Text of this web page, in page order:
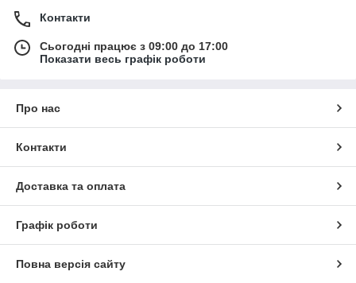
Контакти
Сьогодні працює з 09:00 до 17:00
Показати весь графік роботи
Про нас
Контакти
Доставка та оплата
Графік роботи
Повна версія сайту